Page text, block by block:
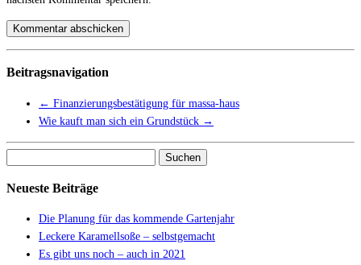
Beitragsnavigation
← Finanzierungsbestätigung für massa-haus
Wie kauft man sich ein Grundstück →
Neueste Beiträge
Die Planung für das kommende Gartenjahr
Leckere Karamellsoße – selbstgemacht
Es gibt uns noch – auch in 2021